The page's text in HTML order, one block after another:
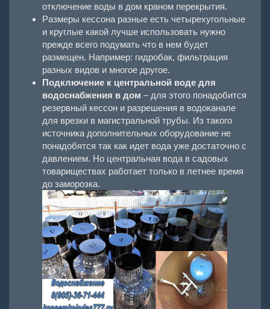
отключение воды в дом краном перекрытия.
Размеры кессона разные есть четырехугольные
и круглые какой лучше использовать нужно
прежде всего подумать что в нем будет
размещен. Например: гидробак, фильтрация
разных видов и многое другое.
Подключение к центральной воде для
водоснабжения в дом – для этого понадобится
резервный кессон и разрешения в водоканале
для врезки в магистральной трубы. Из такого
источника дополнительных оборудование не
понадобятся так как идет вода уже достаточно с
давлением. Но центральная вода в садовых
товариществах работает только в летнее время
до заморозка.